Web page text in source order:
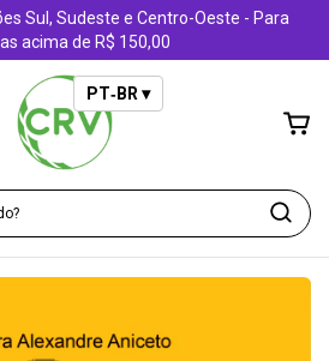
Sul, Sudeste e Centro-Oeste - Para
acima de R$ 150,00
PT‑BR ▾